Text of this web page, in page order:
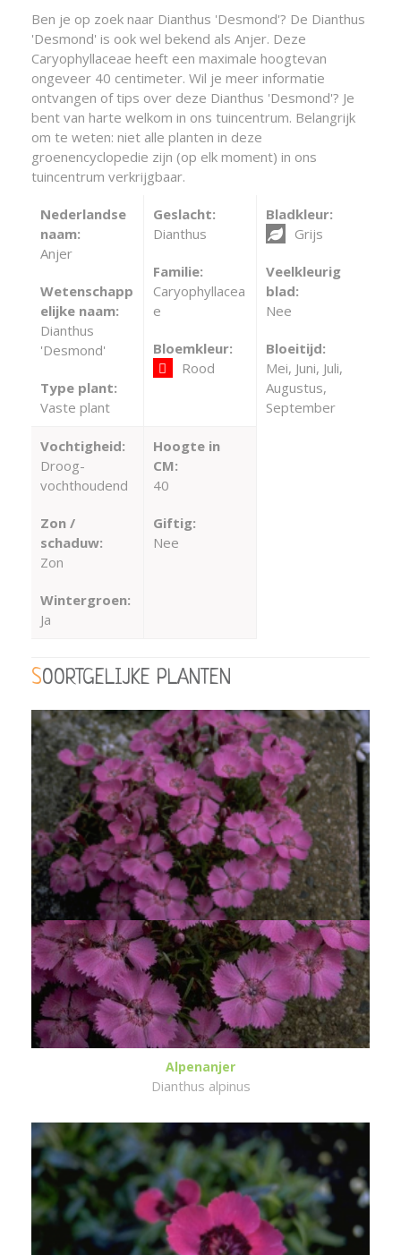
Ben je op zoek naar Dianthus 'Desmond'? De Dianthus
'Desmond' is ook wel bekend als Anjer. Deze
Caryophyllaceae heeft een maximale hoogtevan
ongeveer 40 centimeter. Wil je meer informatie
ontvangen of tips over deze Dianthus 'Desmond'? Je
bent van harte welkom in ons tuincentrum. Belangrijk
om te weten: niet alle planten in deze
groenencyclopedie zijn (op elk moment) in ons
tuincentrum verkrijgbaar.
Nederlandse
naam:
Anjer
Wetenschapp
elijke naam:
Dianthus
'Desmond'
Type plant:
Vaste plant
Geslacht:
Dianthus
Familie:
Caryophyllacea
e
Bloemkleur:
Rood
Bladkleur:
Grijs
Veelkleurig
blad:
Nee
Bloeitijd:
Mei, Juni, Juli,
Augustus,
September
Vochtigheid:
Droog-
vochthoudend
Zon /
schaduw:
Zon
Wintergroen:
Ja
Hoogte in
CM:
40
Giftig:
Nee
SOORTGELIJKE PLANTEN
Alpenanjer
Dianthus alpinus